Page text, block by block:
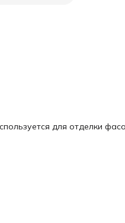
для отделки